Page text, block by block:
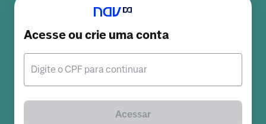
Acesse ou crie uma conta
Digite o CPF para continuar
Acessar